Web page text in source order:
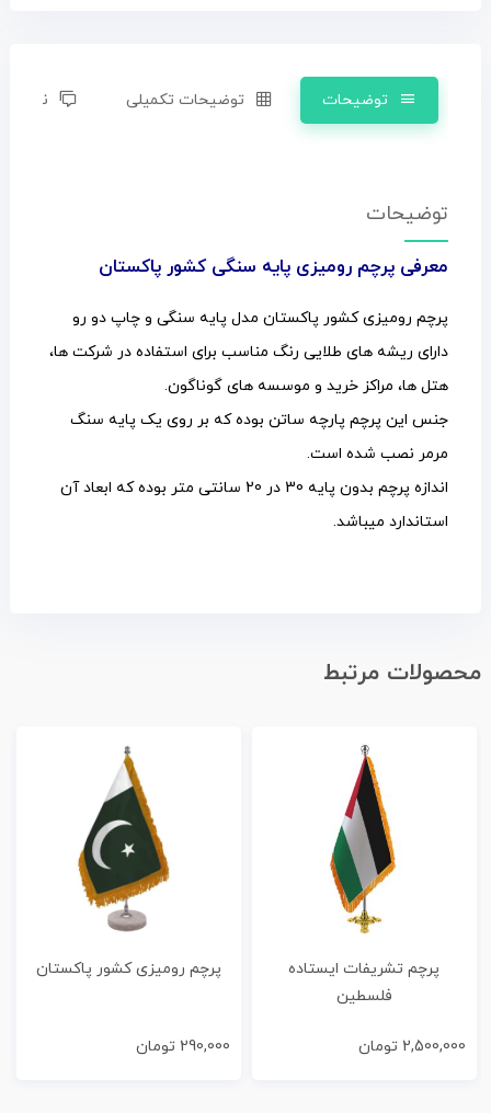
توضیحات توضیحات تکمیلی نظرات (0)
توضیحات
معرفی پرچم رومیزی پایه سنگی کشور پاکستان
پرچم رومیزی کشور پاکستان مدل پایه سنگی و چاپ دو رو
دارای ریشه های طلایی رنگ مناسب برای استفاده در شرکت ها،
هتل ها، مراکز خرید و موسسه های گوناگون.
جنس این پرچم پارچه ساتن بوده که بر روی یک پایه سنگ
مرمر نصب شده است.
اندازه پرچم بدون پایه 30 در 20 سانتی متر بوده که ابعاد آن
استاندارد میباشد.
محصولات مرتبط
پرچم تشریفات ایستاده
فلسطین
2,500,000 تومان
پرچم رومیزی کشور پاکستان
290,000 تومان